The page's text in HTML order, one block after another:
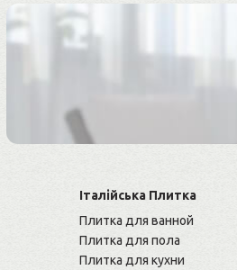
Італійська Плитка
Плитка для ванной
Плитка для пола
Плитка для кухни